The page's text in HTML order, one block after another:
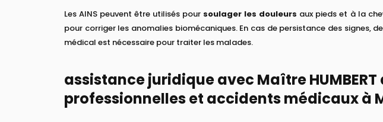
Les AINS peuvent être utilisés pour soulager les douleurs aux pieds et à la
pour corriger les anomalies biomécaniques. En cas de persistance des signes,
médical est nécessaire pour traiter les malades.
assistance juridique avec Maître
professionnelles et accidents médicaux à